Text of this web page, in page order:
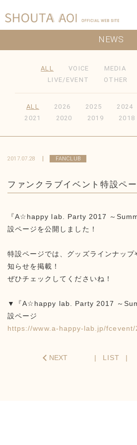
NEWS
ALL VOICE MEDIA
LIVE/EVENT
OTHER
ALL 2026 2025 2024
2021
2020 2019 2018
2017.07.28 FANCLUB
ファンクラブイベント特設ペー
『A☆happy lab. Party 2017 ～
設ページを公開しました！
特設ページでは、グッズラインナップ
知らせを掲載！
ぜひチェックしてくださいね！
▼『A☆happy lab. Party 2017 ～
設ページ
https://www.a-happy-lab.jp/
NEXT LIST